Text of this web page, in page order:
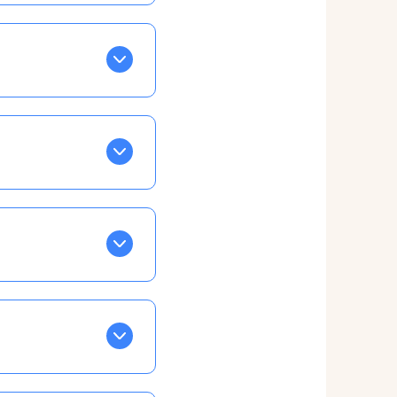
Tapez sur celle
EN VERT
la semaine, mais
ainsi vous
taux horaire
confirmations par
ce qui ne vous
à cet effet